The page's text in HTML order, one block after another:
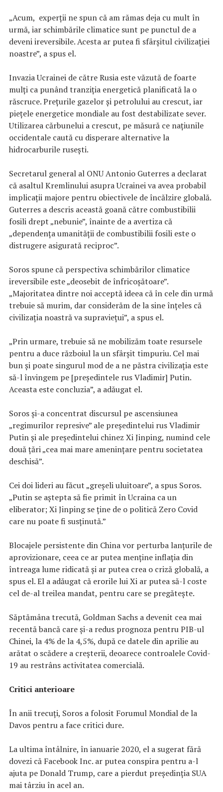
„Acum, experții ne spun că am rămas deja cu mult în
urmă, iar schimbările climatice sunt pe punctul de a
deveni ireversibile. Acesta ar putea fi sfârșitul civilizației
noastre”, a spus el.
Invazia Ucrainei de către Rusia este văzută de foarte
mulţi ca punând tranziția energetică planificată la o
răscruce. Prețurile gazelor și petrolului au crescut, iar
piețele energetice mondiale au fost destabilizate sever.
Utilizarea cărbunelui a crescut, pe măsură ce națiunile
occidentale caută cu disperare alternative la
hidrocarburile rusești.
Secretarul general al ONU Antonio Guterres a declarat
că asaltul Kremlinului asupra Ucrainei va avea probabil
implicații majore pentru obiectivele de încălzire globală.
Guterres a descris această goană către combustibilii
fosili drept „nebunie”, înainte de a avertiza că
„dependența umanității de combustibilii fosili este o
distrugere asigurată reciproc”.
Soros spune că perspectiva schimbărilor climatice
ireversibile este „deosebit de înfricoșătoare”.
„Majoritatea dintre noi acceptă ideea că în cele din urmă
trebuie să murim, dar considerăm de la sine înțeles că
civilizația noastră va supraviețui”, a spus el.
„Prin urmare, trebuie să ne mobilizăm toate resursele
pentru a duce războiul la un sfârșit timpuriu. Cel mai
bun și poate singurul mod de a ne păstra civilizația este
să-l învingem pe [președintele rus Vladimir] Putin.
Aceasta este concluzia”, a adăugat el.
Soros și-a concentrat discursul pe ascensiunea
„regimurilor represive” ale președintelui rus Vladimir
Putin și ale președintelui chinez Xi Jinping, numind cele
două țări „cea mai mare amenințare pentru societatea
deschisă”.
Cei doi lideri au făcut „greșeli uluitoare”, a spus Soros.
„Putin se aștepta să fie primit în Ucraina ca un
eliberator; Xi Jinping se ține de o politică Zero Covid
care nu poate fi susținută.”
Blocajele persistente din China vor perturba lanțurile de
aprovizionare, ceea ce ar putea menține inflația din
întreaga lume ridicată și ar putea crea o criză globală, a
spus el. El a adăugat că erorile lui Xi ar putea să-l coste
cel de-al treilea mandat, pentru care se pregăteşte.
Săptămâna trecută, Goldman Sachs a devenit cea mai
recentă bancă care și-a redus prognoza pentru PIB-ul
Chinei, la 4% de la 4,5%, după ce datele din aprilie au
arătat o scădere a creșterii, deoarece controalele Covid-
19 au restrâns activitatea comercială.
Critici anterioare
În anii trecuţi, Soros a folosit Forumul Mondial de la
Davos pentru a face critici dure.
La ultima întâlnire, în ianuarie 2020, el a sugerat fără
dovezi că Facebook Inc. ar putea conspira pentru a-l
ajuta pe Donald Trump, care a pierdut președinția SUA
mai târziu în acel an.